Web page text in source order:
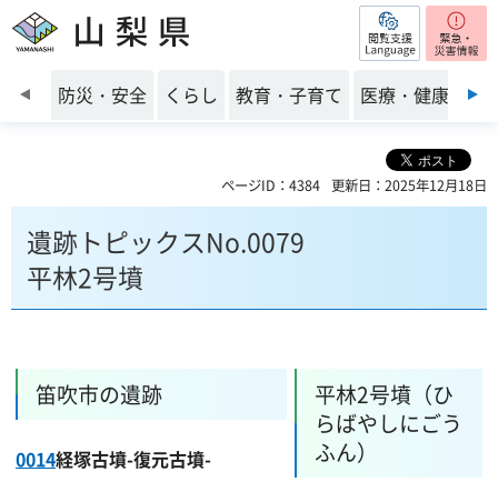
山梨県 閲覧支援
前のスライドを表示
防災・安全 くらし 教育・子育て 医療・健康・福
ページID：4384 更新日：2025年12月18日
遺跡トピックスNo.0079
平林2号墳
笛吹市の遺跡
0014経塚古墳-復元古墳-
平林2号墳（ひ
らばやしにごう
ふん）